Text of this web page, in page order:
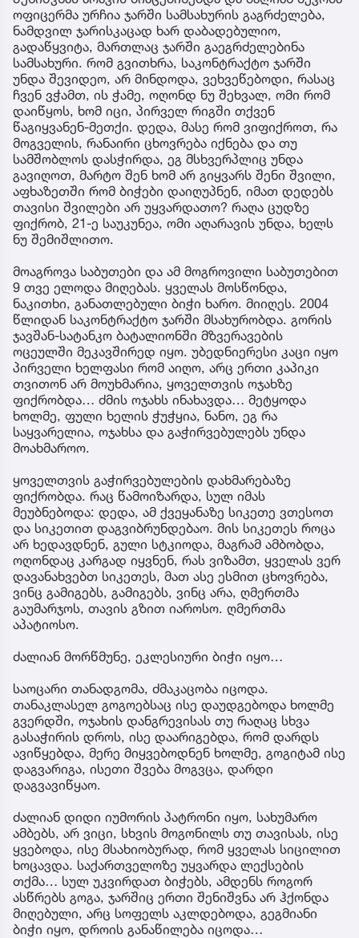
ოფიცერმა ურჩია ჯარში სამსახურის გაგრძელება,
ნამდვილ ჯარისკაცად ხარ დაბადებულიო,
გადაწყვიტა, მართლაც ჯარში გაეგრძელებინა
სამსახური. რომ გვითხრა, საკონტრაქტო ჯარში
უნდა შევიდეო, არ მინდოდა, ვეხვეწებოდი, რასაც
ჩვენ ვჭამთ, ის ჭამე, ოღონდ ნუ შეხვალ, ომი რომ
დაიწყოს, ხომ იცი, პირველ რიგში თქვენ
წაგიყვანენ-მეთქი. დედა, მასე რომ ვიფიქროთ, რა
მოგველის, რანაირი ცხოვრება იქნება და თუ
სამშობლოს დასჭირდა, ეგ მსხვერპლიც უნდა
გავიღოთ, მარტო შენ ხომ არ გიყვარს შენი შვილი,
აფხაზეთში რომ ბიჭები დაიღუპნენ, იმათ დედებს
თავისი შვილები არ უყვარდათო? რაღა ცუდზე
ფიქრობ, 21-ე საუკუნეა, ომი აღარავის უნდა, ხელს
ნუ შემიშლითო.
მოაგროვა საბუთები და ამ მოგროვილი საბუთებით
9 თვე ელოდა მიღებას. ყველას მოსწონდა,
ნაკითხი, განათლებული ბიჭი ხარო. მიიღეს. 2004
წლიდან საკონტრაქტო ჯარში მსახურობდა. გორის
ჯავშან-სატანკო ბატალიონში მზვერავების
ოცეულში მეკავშირედ იყო. უბედნიერესი კაცი იყო
პირველი ხელფასი რომ აიღო, არც ერთი კაპიკი
თვითონ არ მოუხმარია, ყოველთვის ოჯახზე
ფიქრობდა… ძმის ოჯახს ინახავდა… მეტყოდა
ხოლმე, ფული ხელის ჭუჭყია, ნანო, ეგ რა
საყვარელია, ოჯახსა და გაჭირვებულებს უნდა
მოახმაროო.
ყოველთვის გაჭირვებულების დახმარებაზე
ფიქრობდა. რაც წამოიზარდა, სულ იმას
მეუბნებოდა: დედა, ამ ქვეყანაზე სიკეთე ვთესოთ
და სიკეთით დაგვიბრუნდებაო. მის სიკეთეს როცა
არ ხედავდნენ, გული სტკიოდა, მაგრამ ამბობდა,
ოღონდაც კარგად იყვნენ, რას ვიზამთ, ყველას ვერ
დავანახვებთ სიკეთეს, მათ ასე ესმით ცხოვრება,
ვინც გამიგებს, გამიგებს, ვინც არა, ღმერთმა
გაუმარჯოს, თავის გზით იაროსო. ღმერთმა
აპატიოსო.
ძალიან მორწმუნე, ეკლესიური ბიჭი იყო…
საოცარი თანადგომა, ძმაკაცობა იცოდა.
თანაკლასელ გოგოებსაც ისე დაუდგებოდა ხოლმე
გვერდში, ოჯახის დანგრევისას თუ რაღაც სხვა
გასაჭირის დროს, ისე დაარიგებდა, რომ დარდს
ავიწყებდა, მერე მიყვებოდნენ ხოლმე, გოგიტამ ისე
დაგვარიგა, ისეთი შვება მოგვცა, დარდი
დაგვავიწყაო.
ძალიან დიდი იუმორის პატრონი იყო, სახუმარო
ამბებს, არ ვიცი, სხვის მოგონილს თუ თავისას, ისე
ყვებოდა, ისე მსახიობურად, რომ ყველას სიცილით
ხოცავდა. საქართველოზე უყვარდა ლექსების
თქმა… სულ უკვირდათ ბიჭებს, ამდენს როგორ
ასწრებს გოგა, ჯარშიც ერთი შენიშვნა არ ჰქონდა
მიღებული, არც სოფელს აკლდებოდა, გეგმიანი
ბიჭი იყო, დროის განაწილება იცოდა…